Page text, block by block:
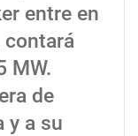
entre en
contará
MW.
de
y a su